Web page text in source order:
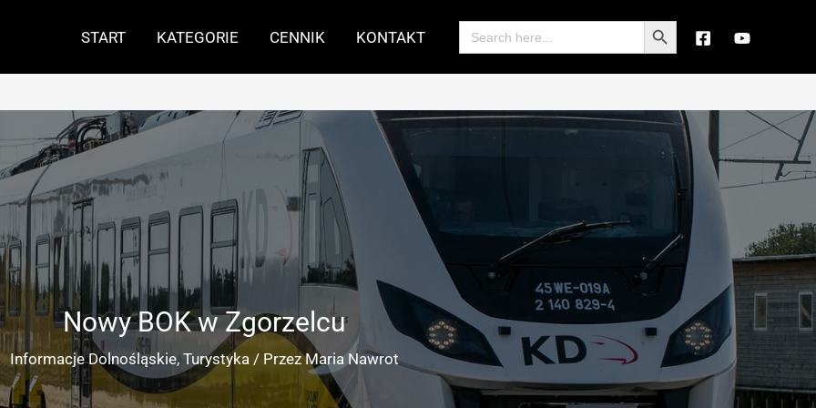
START KATEGORIE CENNIK KONTAKT
Search
for:
Search Button
Nowy BOK w Zgorzelcu
Informacje Dolnośląskie, Turystyka/ PrzezMaria Nawrot